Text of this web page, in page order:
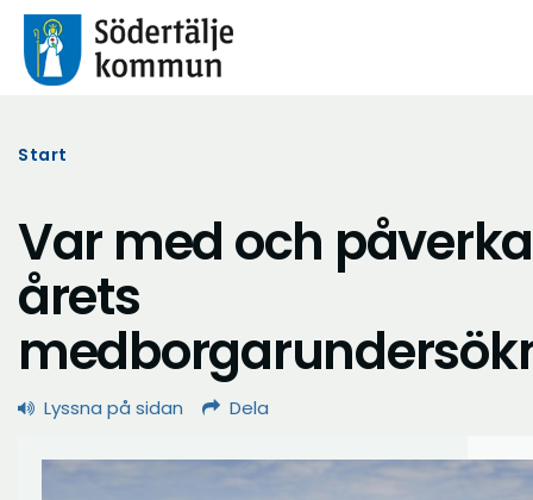
Start
Var med och
årets
Lyssna på sidan Dela